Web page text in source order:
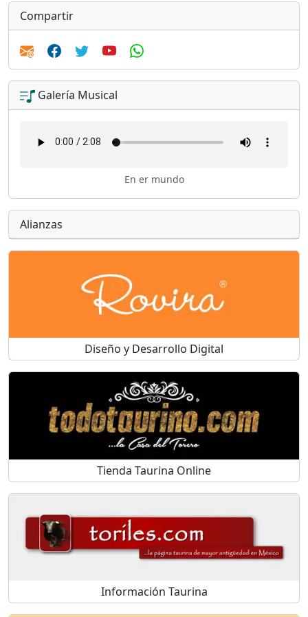
Compartir
Galería Musical
En er mundo
Alianzas
Diseño y Desarrollo Digital
Tienda Taurina Online
Información Taurina